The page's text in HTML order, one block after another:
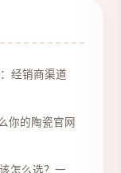
经销商渠道
你的陶瓷官网
怎么选？一